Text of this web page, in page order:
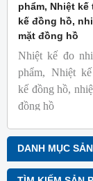
DANH MỤC
phẩm, Nhiệt
kế đồng hồ,
mặt đồng hồ
Nhiệt kế đo
phẩm, Nhiệt
kế đồng hồ,
đồng hồ
Thương hiệu: